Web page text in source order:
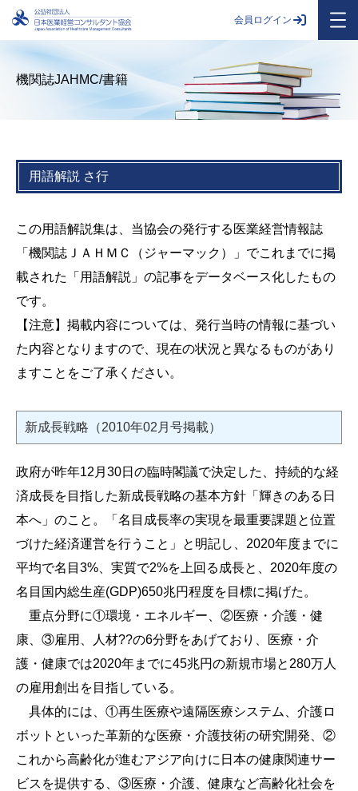
会員ログイン
機関誌JAHMC/書籍
用語解説 さ行
この用語解説集は、当協会の発行する医業経営情報誌
「機関誌ＪＡＨＭＣ（ジャーマック）」でこれまでに掲
載された「用語解説」の記事をデータベース化したもの
です。
【注意】掲載内容については、発行当時の情報に基づい
た内容となりますので、現在の状況と異なるものがあり
ますことをご了承ください。
新成長戦略（2010年02月号掲載）
政府が昨年12月30日の臨時閣議で決定した、持続的な経
済成長を目指した新成長戦略の基本方針「輝きのある日
本へ」のこと。「名目成長率の実現を最重要課題と位置
づけた経済運営を行うこと」と明記し、2020年度までに
平均で名目3%、実質で2%を上回る成長と、2020年度の
名目国内総生産(GDP)650兆円程度を目標に掲げた。
重点分野に①環境・エネルギー、②医療・介護・健
康、③雇用、人材??の6分野をあげており、医療・介
護・健康では2020年までに45兆円の新規市場と280万人
の雇用創出を目指している。
具体的には、①再生医療や遠隔医療システム、介護ロ
ボットといった革新的な医療・介護技術の研究開発、②
これから高齢化が進むアジア向けに日本の健康関連サー
ビスを提供する、③医療・介護、健康など高齢化社会を